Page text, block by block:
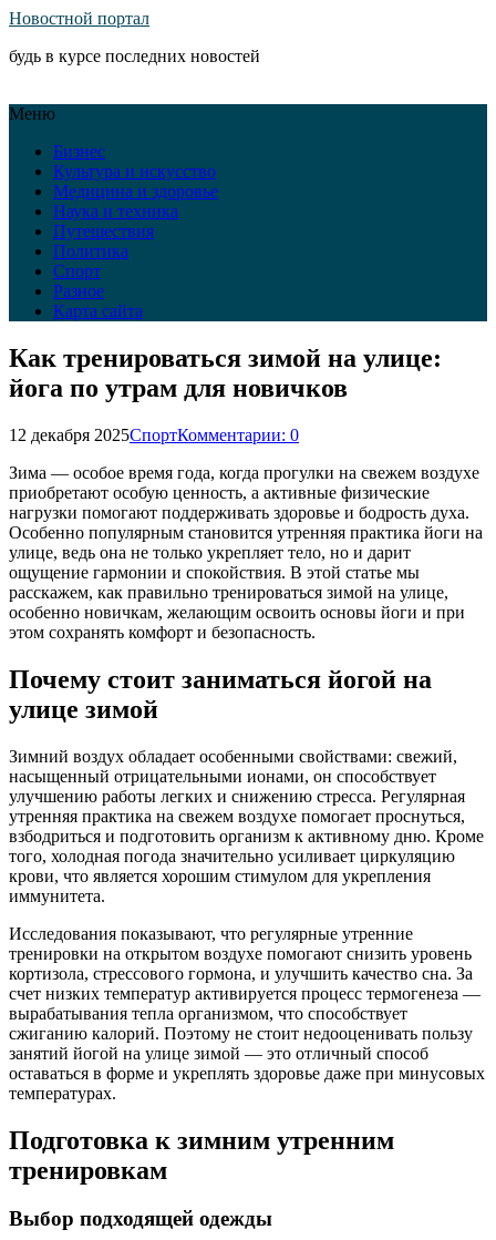
Новостной портал
будь в курсе последних новостей
Меню
Бизнес
Культура и искусство
Медицина и здоровье
Наука и техника
Путешествия
Политика
Спорт
Разное
Карта сайта
Как тренироваться зимой на улице:
йога по утрам для новичков
12 декабря 2025СпортКомментарии: 0
Зима — особое время года, когда прогулки на свежем воздухе
приобретают особую ценность, а активные физические
нагрузки помогают поддерживать здоровье и бодрость духа.
Особенно популярным становится утренняя практика йоги на
улице, ведь она не только укрепляет тело, но и дарит
ощущение гармонии и спокойствия. В этой статье мы
расскажем, как правильно тренироваться зимой на улице,
особенно новичкам, желающим освоить основы йоги и при
этом сохранять комфорт и безопасность.
Почему стоит заниматься йогой на
улице зимой
Зимний воздух обладает особенными свойствами: свежий,
насыщенный отрицательными ионами, он способствует
улучшению работы легких и снижению стресса. Регулярная
утренняя практика на свежем воздухе помогает проснуться,
взбодриться и подготовить организм к активному дню. Кроме
того, холодная погода значительно усиливает циркуляцию
крови, что является хорошим стимулом для укрепления
иммунитета.
Исследования показывают, что регулярные утренние
тренировки на открытом воздухе помогают снизить уровень
кортизола, стрессового гормона, и улучшить качество сна. За
счет низких температур активируется процесс термогенеза —
вырабатывания тепла организмом, что способствует
сжиганию калорий. Поэтому не стоит недооценивать пользу
занятий йогой на улице зимой — это отличный способ
оставаться в форме и укреплять здоровье даже при минусовых
температурах.
Подготовка к зимним утренним
тренировкам
Выбор подходящей одежды